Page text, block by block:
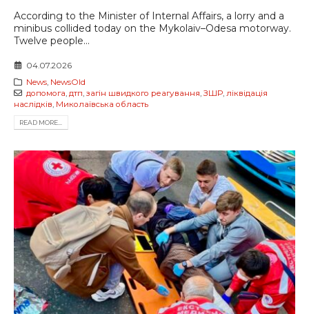
According to the Minister of Internal Affairs, a lorry and a
minibus collided today on the Mykolaiv–Odesa motorway.
Twelve people...
04.07.2026
News, NewsOld
допомога дтп загін швидкого реагування ЗШР, ліквідація
наслідків Миколаївська область
READ MORE...